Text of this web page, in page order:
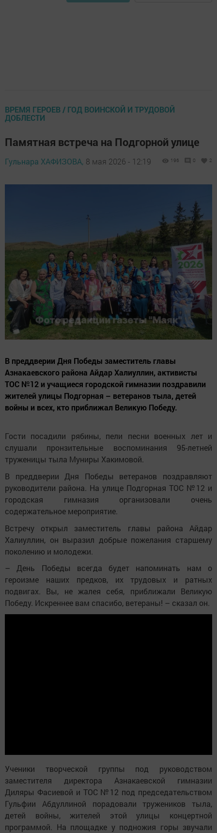
ВРЕМЯ ГЕРОЕВ / ГОД ВОИНСКОЙ И ТРУДОВОЙ
ДОБЛЕСТИ
Памятная встреча на Подгорной улице
Гульнара ХАФИЗОВА, 8 мая 2026 - 12:19 196 0 2
В преддверии Дня Победы заместитель главы
Азнакаевского района Айдар Халиуллин, активисты
ТОС №12 и учащиеся городской гимназии поздравили
жителей улицы Подгорная – ветеранов тыла, детей
войны и всех, кто приближал Великую Победу.
Гости посадили рябины, пели песни военных лет и
слушали пронзительные воспоминания 95-летней
труженицы тыла Муниры Хакимовой.
В преддверии Дня Победы ветеранов поздравляют
руководители района. На улице Подгорная ТОС №12 и
городская гимназия организовали очень
содержательное мероприятие.
Встречу открыл заместитель главы района Айдар
Халиуллин, он выразил добрые пожелания старшему
поколению и молодежи.
– День Победы всегда будет напоминать нам о
героизме наших предков, их трудовых и ратных
подвигах. Вы, не жалея себя, приближали Великую
Победу. Искреннее вам спасибо, ветераны! – сказал он.
Ученики творческой группы под руководством
заместителя директора Азнакаевской гимназии
Диляры Фасиевой и ТОС №12 под председательством
Гульфии Абдуллиной порадовали тружеников тыла,
детей войны, жителей этой улицы концертной
программой. На площадке у подножия горы звучали